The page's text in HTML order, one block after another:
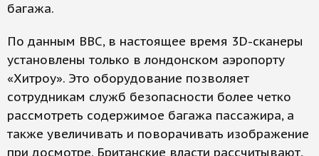
багажа.
По данным BBC, в настоящее время 3D-сканеры
установлены только в лондонском аэропорту
«Хитроу». Это оборудование позволяет
сотрудникам служб безопасности более четко
рассмотреть содержимое багажа пассажира, а
также увеличивать и поворачивать изображение
при досмотре. Британские власти рассчитывают,